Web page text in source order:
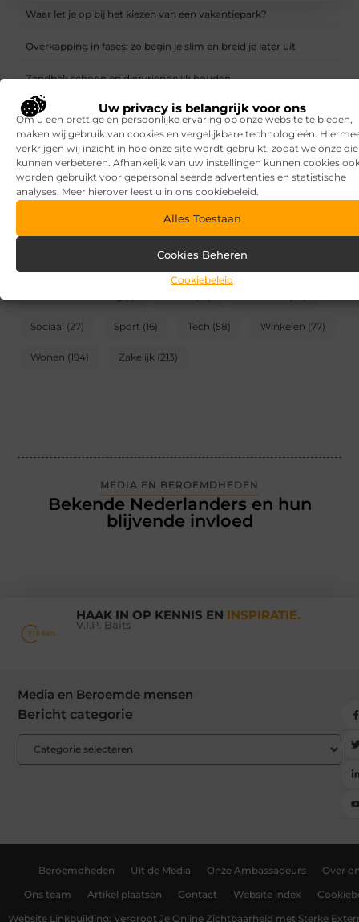
Uw privacy is belangrijk voor ons
Om u een prettige en persoonlijke ervaring op onze website te bieden,
maken wij gebruik van cookies en vergelijkbare technologieën.
verkrijgen wij inzicht in hoe onze site wordt gebruikt, zodat we onze
kunnen verbeteren. Afhankelijk van uw instellingen kunnen cookies
worden gebruikt voor gepersonaliseerde advertenties en statistische
analyses. Meer hierover leest u in ons cookiebeleid.
Alles Toestaan
Cookies Beheren
Cookiebeleid
Waar let je op bij het kiezen van een vakantiepark?
Overkapping in fases: zo begin je slim en breid je later uit
Zandbak schoon en diervriendelijk houden
Vind de perfecte garage in Eerbeek
Aanrijdbeveiliging: voorkom schade, stilstand en onveilige
situaties op de werkvloer
Rijlessen in Haarlem? Zo vergroot je jouw kans om sneller te
slagen
Sociaal (27) Sport (16) Tech (58) Winkelen (77)
Wonen (194) Zakelijk (213)
MEDIA EN BEROEMDHEDEN
Bekende Nederlanders en hun
blijvende invloed
HAAK IN OP KENNIS EN INSPIRATIE.
V.I.P. Baits
Media en Beroemde mensen
Bericht categorie
Beroemdheden Uit de Media Onze Ambassadeurs Over
Ons team Artikel plaatsen Contact Website index
Website Linkbuilding: Vergroot Je Online Zichtbaarheid met Sterke